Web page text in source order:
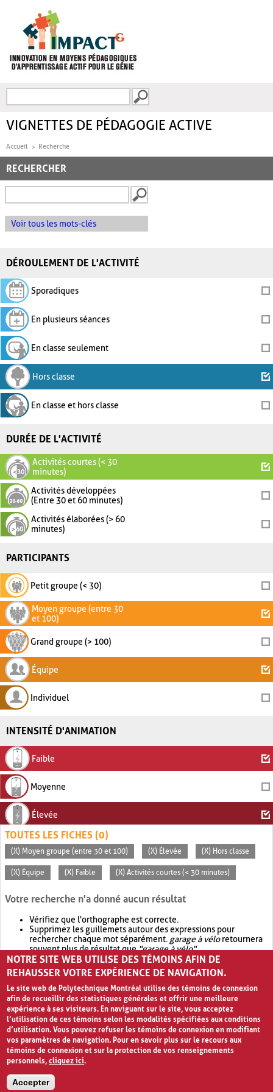
FORMULAIRE DE
VIGNETTES DE PÉDAGOGIE ACTIVE
Accueil Recherche
RECHERCHER
Voir tous les mots-clés
DÉROULEMENT DE L'ACTIVITÉ
Sporadiques
En plusieurs séances
En classe seulement
Hors classe
En classe et hors classe
DURÉE DE L'ACTIVITÉ
Activités courtes (< 30
minutes)
Activités développées
(Entre 30 et 60 minutes)
Activités élaborées (> 60
minutes)
PARTICIPANTS
Petit groupe (< 30)
Moyen groupe (entre 30
et 100)
Grand groupe (> 100)
Équipe
Individuel
INTENSITÉ D'ANIMATION
Faible
Moyenne
Élevée
TOUTES LES FICHES (0)
(X) Moyen groupe (entre 30 et 100) (X) Élevée (X) Hors classe
(X) Équipe (X) Faible (X) Activités courtes (< 30 minutes)
Votre recherche n'a donné aucun résultat
Vérifiez que l'orthographe est correcte.
Supprimez les guillemets autour des expressions pour
rechercher chaque mot séparément. garage à véloretournera
souvent plus de résultat que"garage à vélo".
Envisagez d'élargir votre recherche avec OR.garage OR vélo
retournera souvent plus de résultat quegarage à vélo
NOTRE SITE WEB UTILISE DES TÉMOINS AFIN DE
REHAUSSER VOTRE EXPÉRIENCE DE NAVIGATION.
Le site web de Polytechnique Montréal utilise des témoins de connexion
afin de recueillir des statistiques générales et offrir une meilleure
expérience à ses visiteurs. En naviguant sur le site, vous acceptez
l’utilisation de ces témoins selon les modalités spécifiées aux conditions
d’utilisation. Vous pouvez refuser les témoins de connexion en modifiant
vos paramètres de navigation. Pour en savoir plus sur le recours aux
témoins de connexion et sur la protection de vos renseignements
personnels,cliquez ici.
Accepter